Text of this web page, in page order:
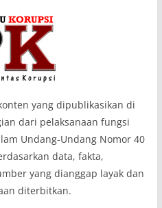
yang dipublikasikan di
dari pelaksanaan fungsi
Undang-Undang Nomor 40
data, fakta,
yang dianggap layak dan
diterbitkan.